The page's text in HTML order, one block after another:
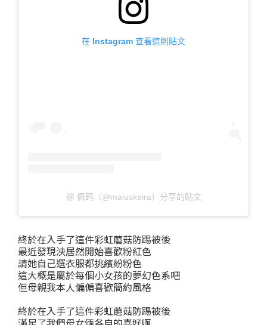
在 Instagram 查看這則貼文
徐 佩筠（@maiuskeira）分享的貼文
終於在入手了這件彩虹蘑菇防踢被後
最近發現泱居然開始喜歡粉紅色
請她自己選衣服都挑繽紛粉色
這大概是屬於每個小女孩的夢幻色系吧
但母親我本人偏偏喜歡簡約風格
終於在入手了這件彩虹蘑菇防踢被後